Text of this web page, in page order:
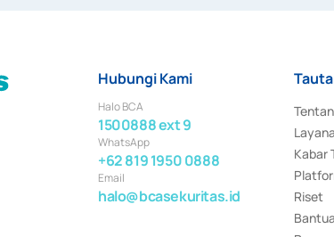
Hubungi Kami
Halo BCA
1500888 ext 9
WhatsApp
+62 819 1950 0888
Email
halo@bcasekuritas.id
Kabar
Riset